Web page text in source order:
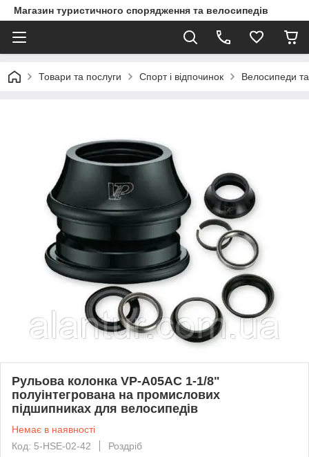
Магазин туристичного спорядження та велосипедів
Товари та послуги Спорт і відпочинок Велосипеди
Рульова колонка VP-A05AC 1-1/8"
полуінтегрована на промислових
підшипниках для велосипедів
Немає в наявності
Код: 5-HSE-02-42
Роздріб